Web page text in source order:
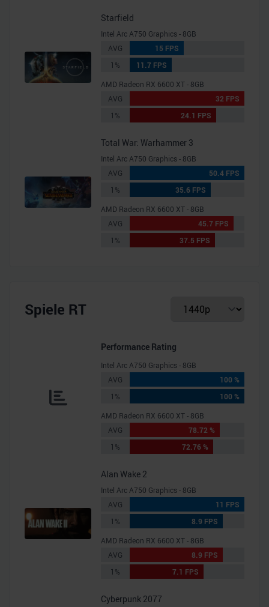
Starfield
Intel Arc A750 Graphics - 8GB
AVG
15 FPS
1%
11.7 FPS
AMD Radeon RX 6600 XT - 8GB
AVG
32 FPS
1%
24.1 FPS
Total War: Warhammer 3
Intel Arc A750 Graphics - 8GB
AVG
50.4 FPS
1%
35.6 FPS
AMD Radeon RX 6600 XT - 8GB
AVG
45.7 FPS
1%
37.5 FPS
Spiele RT
Performance Rating
Intel Arc A750 Graphics - 8GB
AVG
100 %
1%
100 %
AMD Radeon RX 6600 XT - 8GB
AVG
78.72 %
1%
72.76 %
Alan Wake 2
Intel Arc A750 Graphics - 8GB
AVG
11 FPS
1%
8.9 FPS
AMD Radeon RX 6600 XT - 8GB
AVG
8.9 FPS
1%
7.1 FPS
Cyberpunk 2077